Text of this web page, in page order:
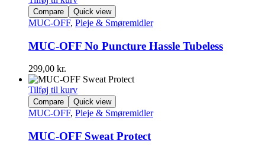
Compare Quick view
MUC-OFF, Pleje & Smøremidler
MUC-OFF No Puncture Hassle Tubeless
299,00 kr.
Tilføj til kurv
Compare Quick view
MUC-OFF, Pleje & Smøremidler
MUC-OFF Sweat Protect